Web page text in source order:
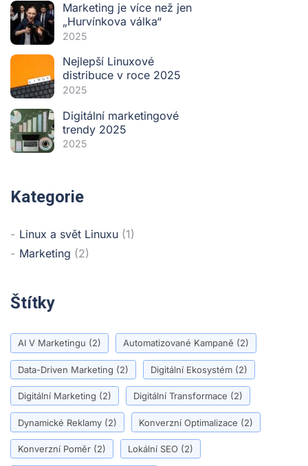
Marketing je více než jen
„Hurvínkova válka“
2025
Nejlepší Linuxové
distribuce v roce 2025
2025
Digitální marketingové
trendy 2025
2025
Kategorie
Linux a svět Linuxu (1)
Marketing (2)
Štítky
AI V Marketingu (2) Automatizované Kampaně (2)
Data-Driven Marketing (2) Digitální Ekosystém (2)
Digitální Marketing (2) Digitální Transformace (2)
Dynamické Reklamy (2) Konverzní Optimalizace (2)
Konverzní Poměr (2) Lokální SEO (2)